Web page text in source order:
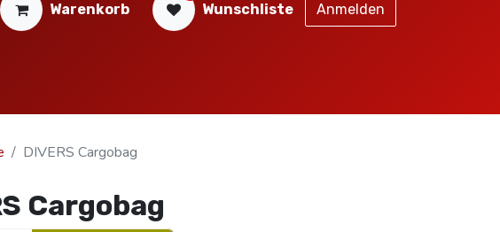
Warenkorb Wunschliste Anmelden
DIVERS Cargobag
Cargobag